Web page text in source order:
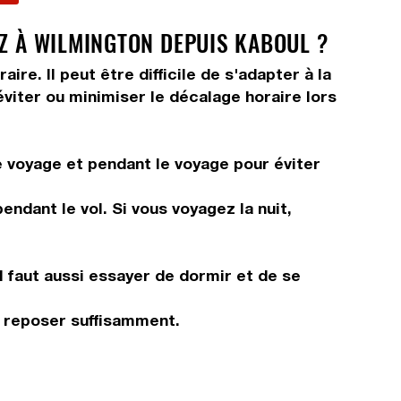
À WILMINGTON DEPUIS KABOUL ?
Il peut être difficile de s'adapter à la
ou minimiser le décalage horaire lors
et pendant le voyage pour éviter
le vol. Si vous voyagez la nuit,
aussi essayer de dormir et de se
suffisamment.